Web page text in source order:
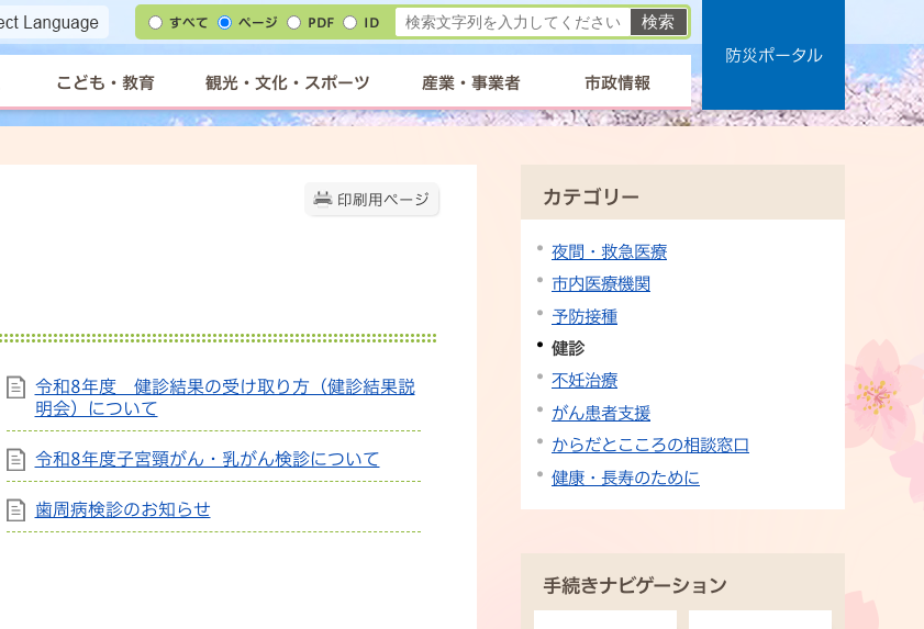
すべて ページ PDF ID
こども・教育 観光・文化・スポーツ 産業・事業者 市政情報
防災ポータル
印刷用ページ
令和8年度 健診結果の受け取り方（健診結果説
明会）について
令和8年度子宮頸がん・乳がん検診について
歯周病検診のお知らせ
カテゴリー
夜間・救急医療
市内医療機関
予防接種
健診
不妊治療
がん患者支援
からだとこころの相談窓口
健康・長寿のために
手続きナビゲーション